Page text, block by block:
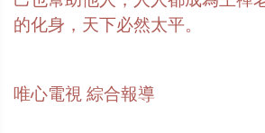
的化身，天下必然太平。
唯心電視 綜合報導